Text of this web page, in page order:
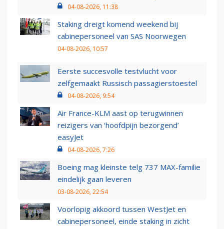
04-08-2026, 11:38
Staking dreigt komend weekend bij
cabinepersoneel van SAS Noorwegen
04-08-2026, 10:57
Eerste succesvolle testvlucht voor
zelfgemaakt Russisch passagierstoestel
04-08-2026, 9:54
Air France-KLM aast op terugwinnen
reizigers van ‘hoofdpijn bezorgend’
easyJet
04-08-2026, 7:26
Boeing mag kleinste telg 737 MAX-familie
eindelijk gaan leveren
03-08-2026, 22:54
Voorlopig akkoord tussen WestJet en
cabinepersoneel, einde staking in zicht